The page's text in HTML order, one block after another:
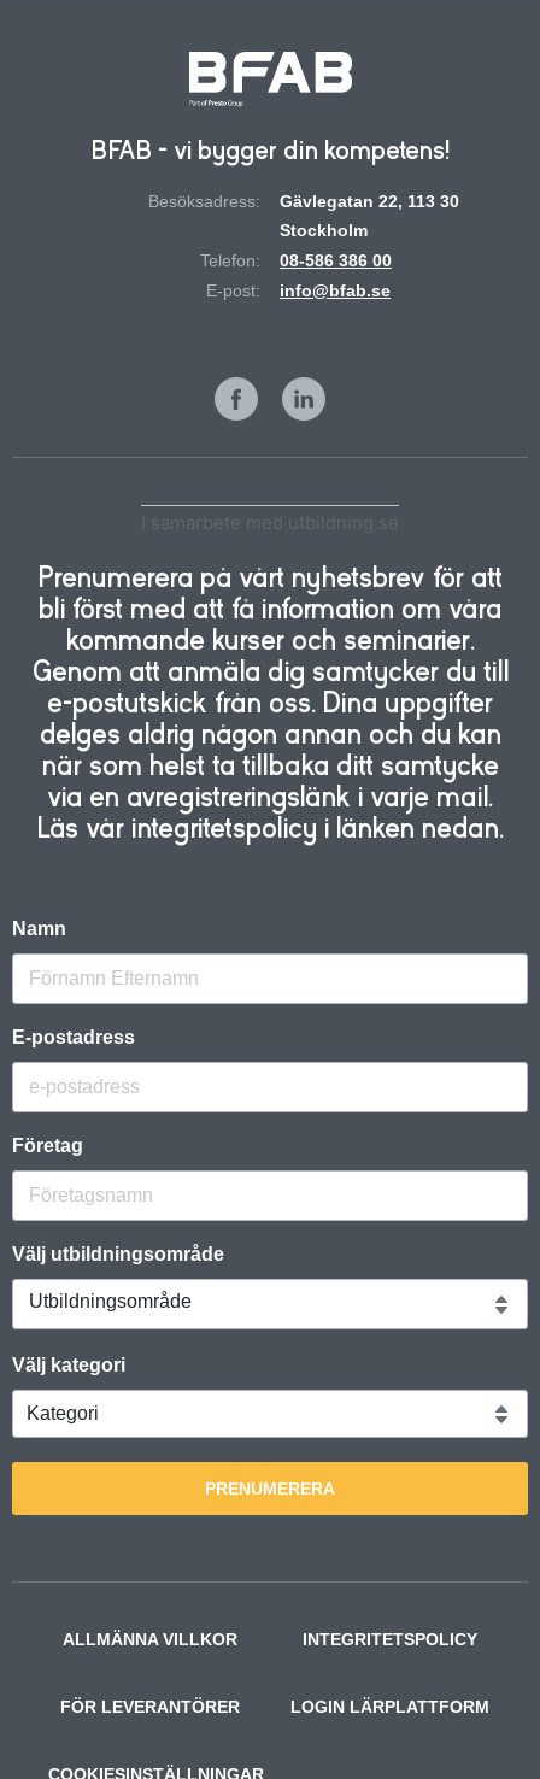
BFAB - vi bygger din kompetens!
Besöksadress:
Gävlegatan 22, 113 30
Stockholm
Telefon:
08-586 386 00
E-post:
info@bfab.se
I samarbete med utbildning.se
Prenumerera på vårt nyhetsbrev för att
bli först med att få information om våra
kommande kurser och seminarier.
Genom att anmäla dig samtycker du till
e-postutskick från oss. Dina uppgifter
delges aldrig någon annan och du kan
när som helst ta tillbaka ditt samtycke
via en avregistreringslänk i varje mail.
Läs vår integritetspolicy i länken nedan.
Namn
E-postadress
Företag
Välj utbildningsområde
Utbildningsområde
Välj kategori
PRENUMERERA
ALLMÄNNA VILLKOR INTEGRITETSPOLICY
FÖR LEVERANTÖRER LOGIN LÄRPLATTFORM
COOKIESINSTÄLLNINGAR